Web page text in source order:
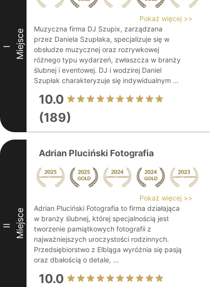
I Miejsce
Pokaż więcej >>
Muzyczna firma DJ Szupix, zarządzana
przez Daniela Szupłaka, specjalizuje się w
obsłudze muzycznej oraz rozrywkowej
różnego typu wydarzeń, zwłaszcza w branży
ślubnej i eventowej. DJ i wodzirej Daniel
Szupłak charakteryzuje się indywidualnym ...
10.0
(189)
II Miejsce
Adrian Pluciński Fotografia
Pokaż więcej >>
Adrian Pluciński Fotografia to firma działająca
w branży ślubnej, której specjalnością jest
tworzenie pamiątkowych fotografii z
najważniejszych uroczystości rodzinnych.
Przedsiębiorstwo z Elbląga wyróżnia się pasją
oraz dbałością o detale, ...
10.0